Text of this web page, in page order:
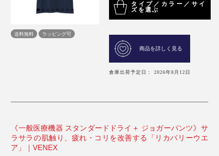
送料無料 ラッピング可
タイプ／カラー／サイ
ズを選ぶ
商品を詳しく見る
倉庫出荷予定日： 2026年8月12日
《一般医療機器 スタンダードドライ＋ ジョガーパンツ》サ
ラサラの肌触り、疲れ・コリを改善する「リカバリーウエ
ア」｜VENEX